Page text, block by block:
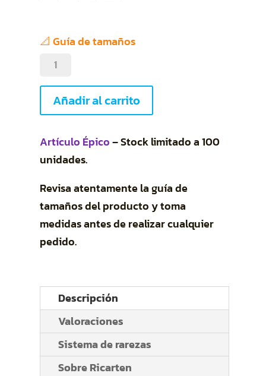
📐 Guía de tamaños
Rinoceronte
cantidad
Añadir al carrito
Artículo Épico– Stock limitado a 100
unidades.
Revisa atentamente la guía de
tamaños del producto y toma
medidas antes de realizar cualquier
pedido.
Descripción
Valoraciones
Sistema de rarezas
Sobre Ricarten